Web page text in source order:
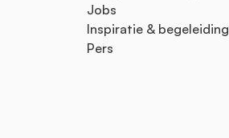
Jobs
Inspiratie & begeleiding
Pers